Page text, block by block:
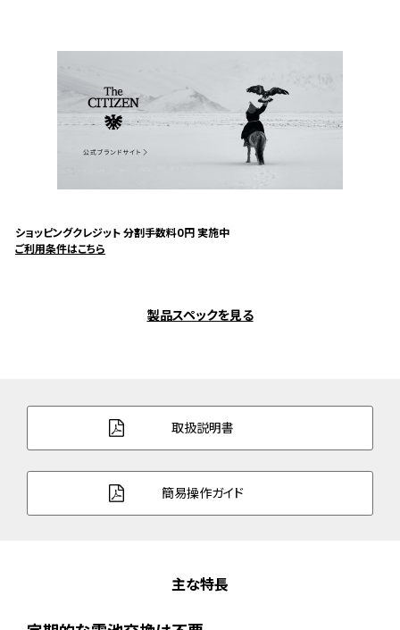
ショッピングクレジット 分割手数料0円 実施中
ご利用条件はこちら
製品スペックを見る
取扱説明書
簡易操作ガイド
主な特長